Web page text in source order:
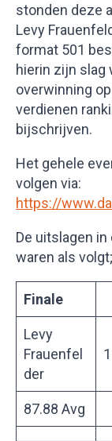
stonden deze
Levy
format 501
hierin zijn slag
overwinning
verdienen
bijschrijven.
Het gehele
volgen via:
https://
De uitslagen
waren als volgt;
Finale
Levy
Frauenfel
der
1
87.88 Avg